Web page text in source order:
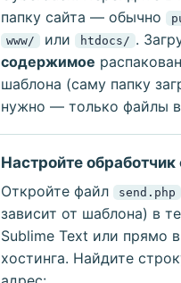
папку сайта — обычно
www/ или htdocs/ .
содержимое
шаблона (саму папку
нужно — только файлы
Настройте
Откройте файл
send.php
зависит от шаблона) в
Sublime Text или прямо
хостинга. Найдите